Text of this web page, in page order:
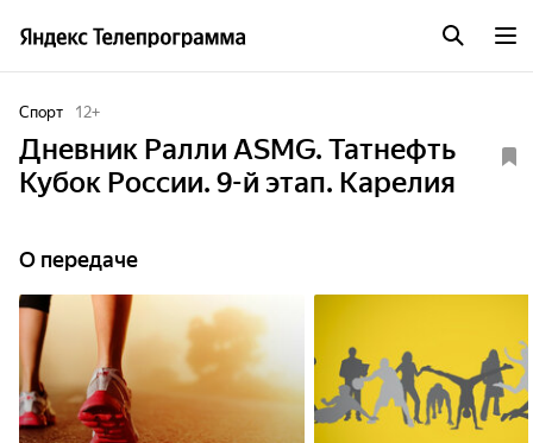
Спорт 12+
Дневник Ралли ASMG. Татнефть
Кубок России. 9-й этап. Карелия
О передаче